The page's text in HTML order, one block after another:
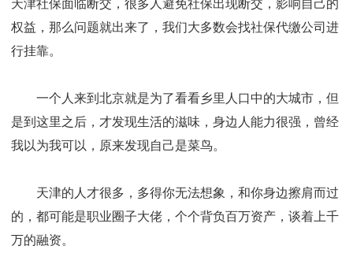
权益，那么问题就出来了，我们大多数会找社保代缴公司进
行挂靠。
一个人来到北京就是为了看看乡里人口中的大城市，但
是到这里之后，才发现生活的滋味，身边人能力很强，曾经
我以为我可以，原来发现自己是菜鸟。
天津的人才很多，多得你无法想象，和你身边擦肩而过
的，都可能是职业圈子大佬，个个背负百万资产，谈着上千
万的融资。